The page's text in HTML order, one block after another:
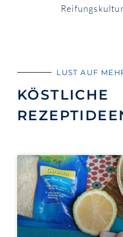
LUST AUF
KÖSTLICHE